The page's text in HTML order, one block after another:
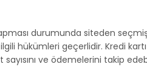
durumunda siteden
hükümleri geçerlidir. Kredi
ve ödemelerini takip